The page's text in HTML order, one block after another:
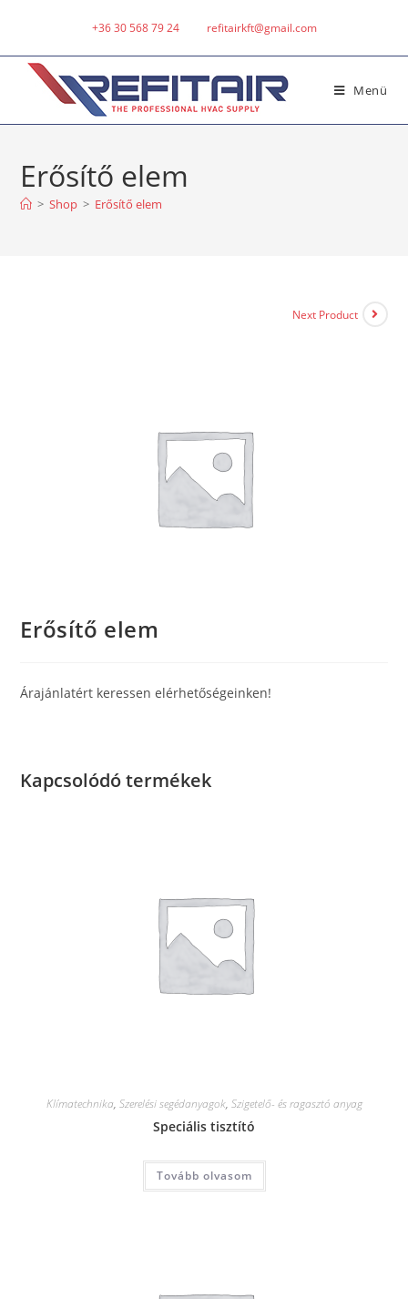
+36 30 568 79 24 refitairkft@gmail.com
Menü
Erősítő elem
> Shop > Erősítő elem
Next Product
Erősítő elem
Árajánlatért keressen elérhetőségeinken!
Kapcsolódó termékek
Klímatechnika, Szerelési segédanyagok, Szigetelő- és ragasztó anyag
Speciális tisztító
Tovább olvasom